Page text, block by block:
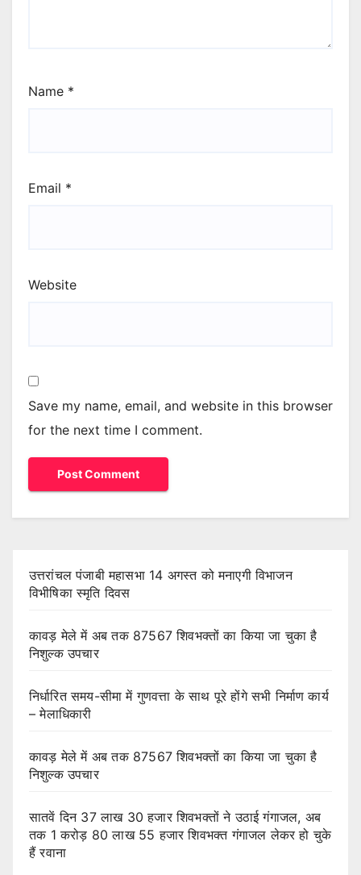
Name *
Email *
Website
Save my name, email, and website in this browser
for the next time I comment.
उत्तरांचल पंजाबी महासभा 14 अगस्त को मनाएगी विभाजन
विभीषिका स्मृति दिवस
कावड़ मेले में अब तक 87567 शिवभक्तों का किया जा चुका है
निशुल्क उपचार
निर्धारित समय-सीमा में गुणवत्ता के साथ पूरे होंगे सभी निर्माण कार्य
– मेलाधिकारी
कावड़ मेले में अब तक 87567 शिवभक्तों का किया जा चुका है
निशुल्क उपचार
सातवें दिन 37 लाख 30 हजार शिवभक्तों ने उठाई गंगाजल, अब
तक 1 करोड़ 80 लाख 55 हजार शिवभक्त गंगाजल लेकर हो चुके
हैं रवाना